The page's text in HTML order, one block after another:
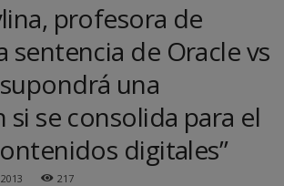
profesora de
sentencia de Oracle vs
una
si se consolida para el
digitales”
217